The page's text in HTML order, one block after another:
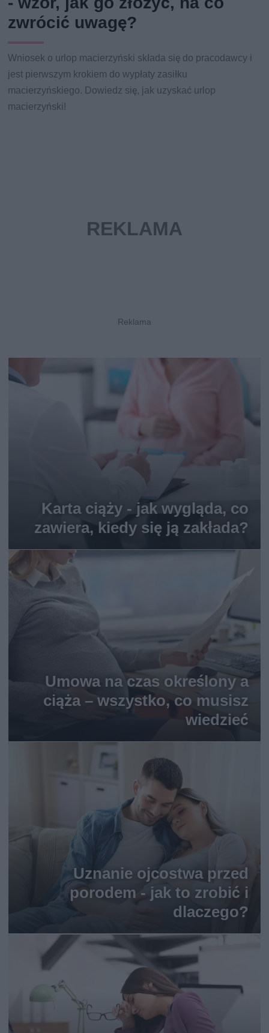
zwrócić uwagę?
Wniosek o urlop macierzyński składa się do pracodawcy i
jest pierwszym krokiem do wypłaty zasiłku
macierzyńskiego. Dowiedz się, jak uzyskać urlop
macierzyński!
Karta ciąży - jak wygląda, co
zawiera, kiedy się ją zakłada?
Umowa na czas określony a
ciąża – wszystko, co musisz
wiedzieć
Uznanie ojcostwa przed
porodem - jak to zrobić i
dlaczego?